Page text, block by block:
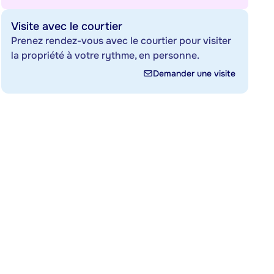
Visite avec le courtier
Prenez rendez-vous avec le courtier pour visiter
la propriété à votre rythme, en personne.
Demander une visite